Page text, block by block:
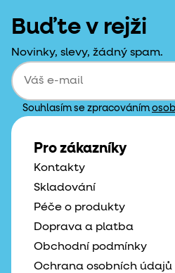
Buďte v rejži
Novinky, slevy, žádný spam.
Souhlasím se zpracováním
Pro zákazníky
Kontakty
Skladování
Péče o produkty
Doprava a platba
Obchodní podmínky
Ochrana osobních údajů